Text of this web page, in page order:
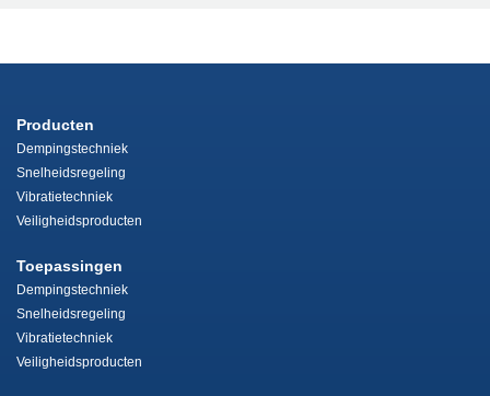
Producten
Dempingstechniek
Snelheidsregeling
Vibratietechniek
Veiligheidsproducten
Toepassingen
Dempingstechniek
Snelheidsregeling
Vibratietechniek
Veiligheidsproducten